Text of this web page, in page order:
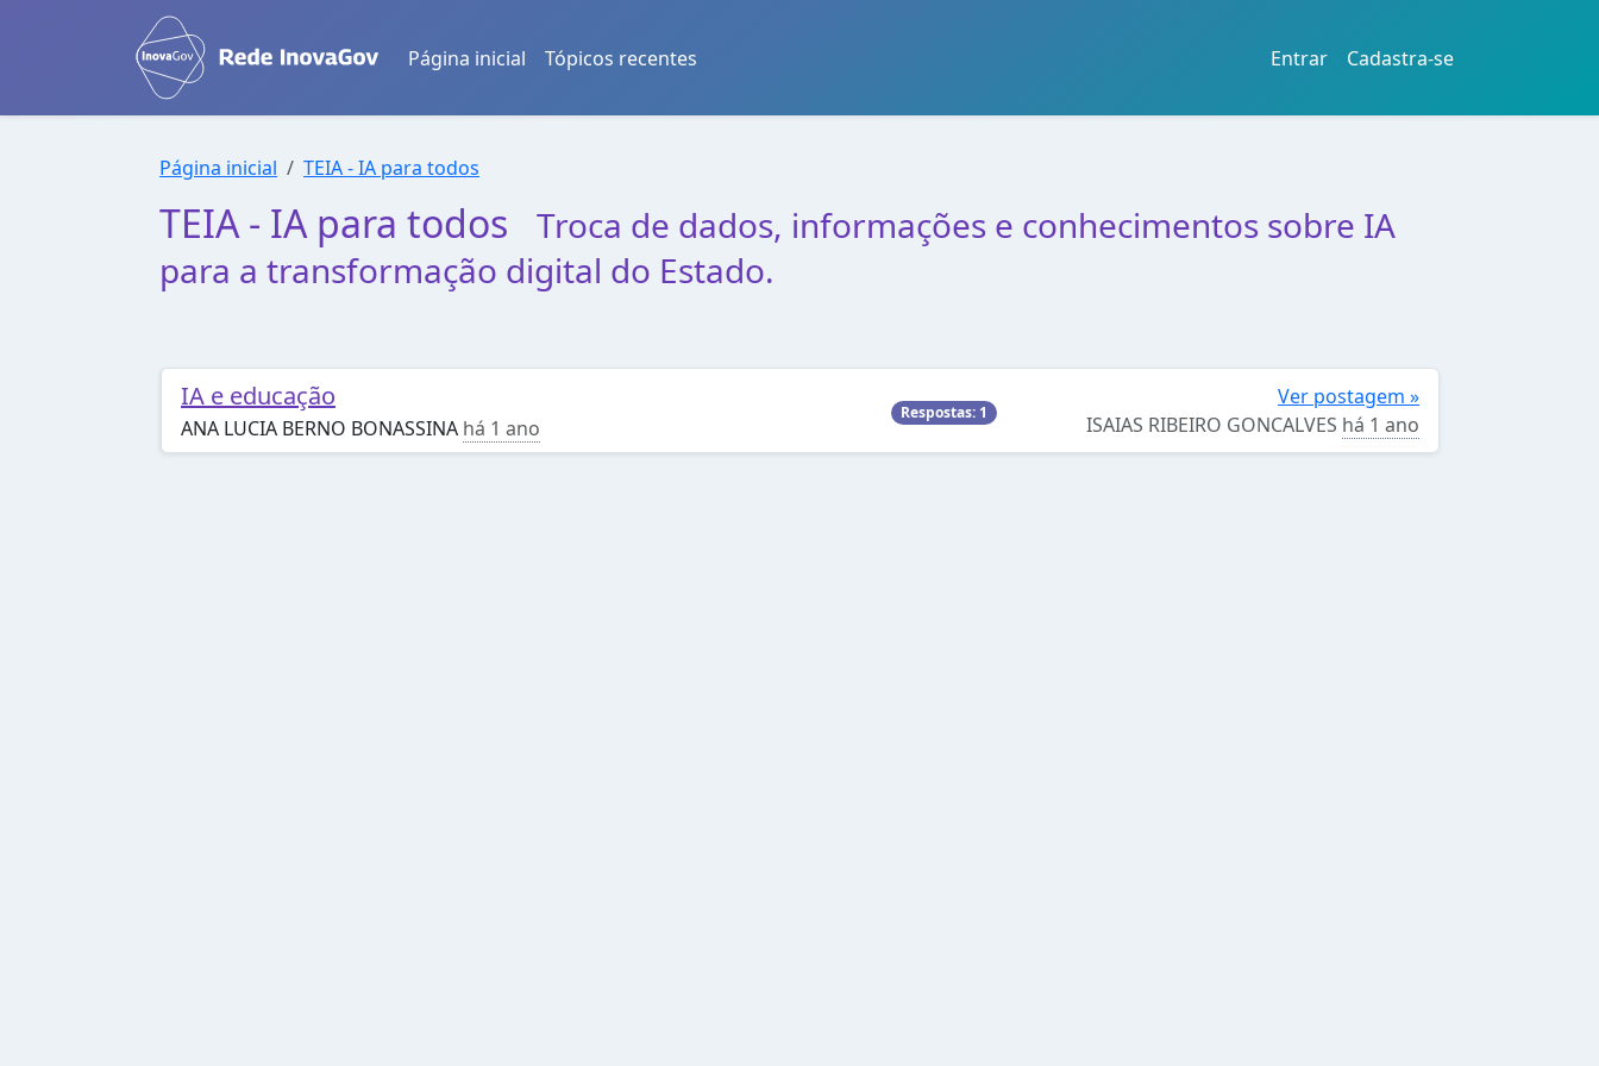
Página inicial Tópicos recentes Entrar Cadastra-se
Página inicial TEIA - IA para todos
TEIA - IA para todos Troca de dados, informações e conhecimentos sobre IA
para a transformação digital do Estado.
IA e educação
ANA LUCIA BERNO BONASSINA há 1 ano
Respostas: 1
Ver postagem »
ISAIAS RIBEIRO GONCALVES há 1 ano